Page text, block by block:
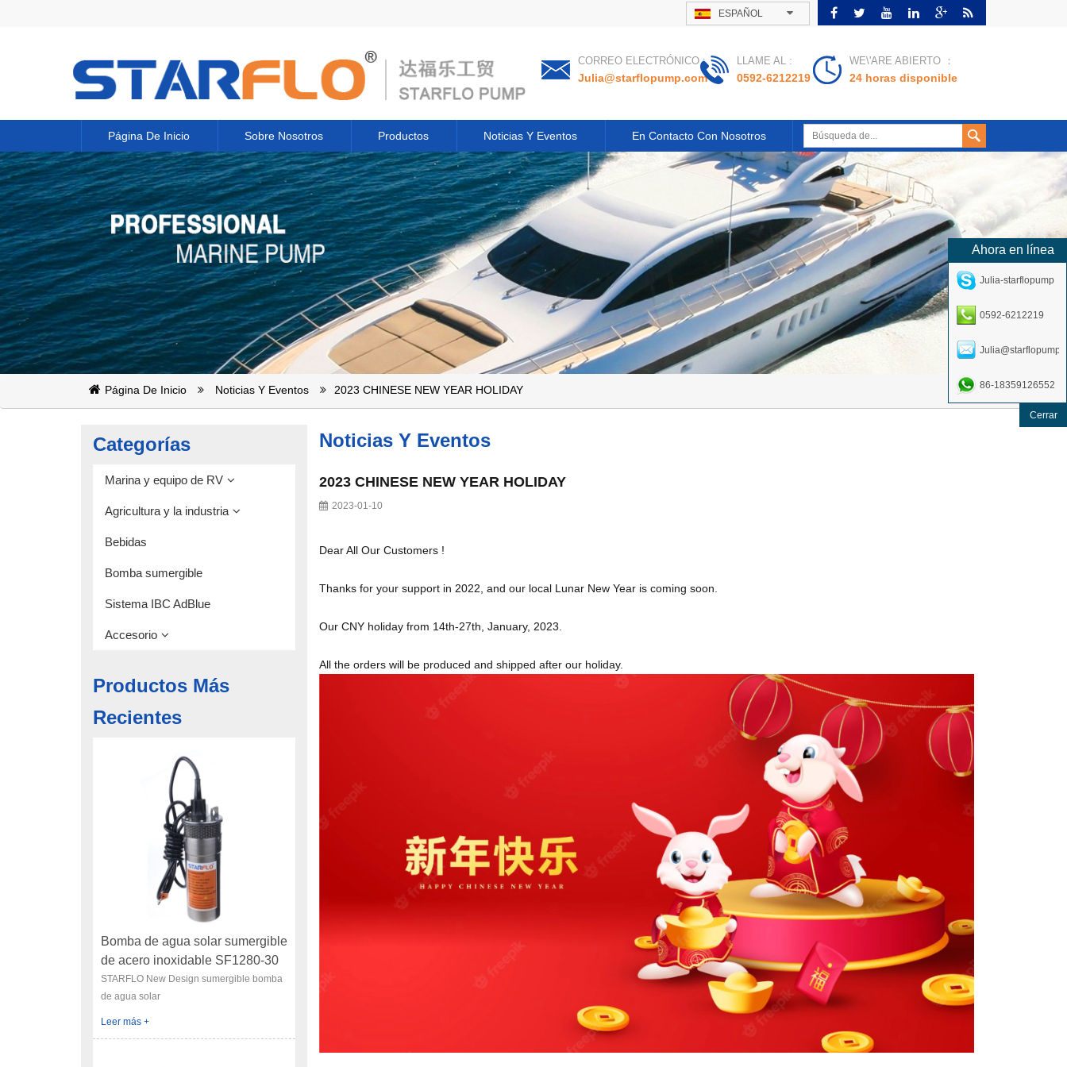
ESPAÑOL
CORREO ELECTRÓNICO :
Julia@starflopump.com
LLAME AL :
0592-6212219
WE\'ARE ABIERTO ：
24 horas disponible
Página De Inicio Sobre Nosotros Productos Noticias Y Eventos En Contacto Con Nosotros
Página De Inicio Noticias Y Eventos 2023 CHINESE NEW YEAR HOLIDAY
Categorías
Marina y equipo de RV
Agricultura y la industria
Bebidas
Bomba sumergible
Sistema IBC AdBlue
Accesorio
Productos Más
Recientes
Bomba de agua solar sumergible
de acero inoxidable SF1280-30
12V 12LPM
STARFLO New Design sumergible bomba
de agua solar
Leer más +
Noticias Y Eventos
2023 CHINESE NEW YEAR HOLIDAY
2023-01-10
Dear All Our Customers !
Thanks for your support in 2022, and our local Lunar New Year is coming soon.
Our CNY holiday from 14th-27th, January, 2023.
All the orders will be produced and shipped after our holiday.
Ahora en línea
Julia-starflopump
0592-6212219
86-18359126552
Cerrar